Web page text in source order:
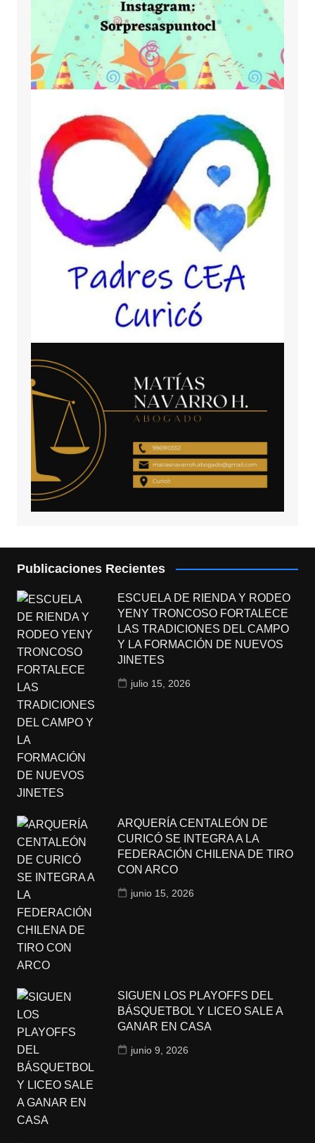
Publicaciones Recientes
ESCUELA DE RIENDA Y RODEO
YENY TRONCOSO FORTALECE
LAS TRADICIONES DEL CAMPO
Y LA FORMACIÓN DE NUEVOS
JINETES
julio 15, 2026
ARQUERÍA CENTALEÓN DE
CURICÓ SE INTEGRA A LA
FEDERACIÓN CHILENA DE TIRO
CON ARCO
junio 15, 2026
SIGUEN LOS PLAYOFFS DEL
BÁSQUETBOL Y LICEO SALE A
GANAR EN CASA
junio 9, 2026